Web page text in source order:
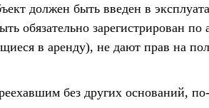
должен быть введен в
обязательно зарегистрирован
в аренду), не дают прав на
без других оснований,